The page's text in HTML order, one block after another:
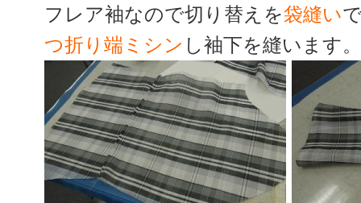
フレア袖なので切り替えを袋縫い
つ折り端ミシン し袖下を縫います。